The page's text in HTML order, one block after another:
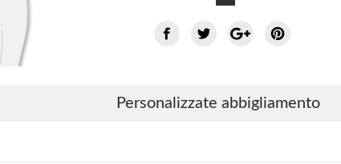
Personalizzate abbigliamento